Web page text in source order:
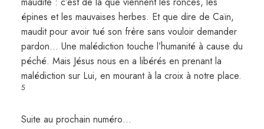
épines et les mauvaises herbes. Et que dire de Caïn,
maudit pour avoir tué son frère sans vouloir demander
pardon… Une malédiction touche l’humanité à cause du
péché. Mais Jésus nous en a libérés en prenant la
malédiction sur Lui, en mourant à la croix à notre place.
5
Suite au prochain numéro…